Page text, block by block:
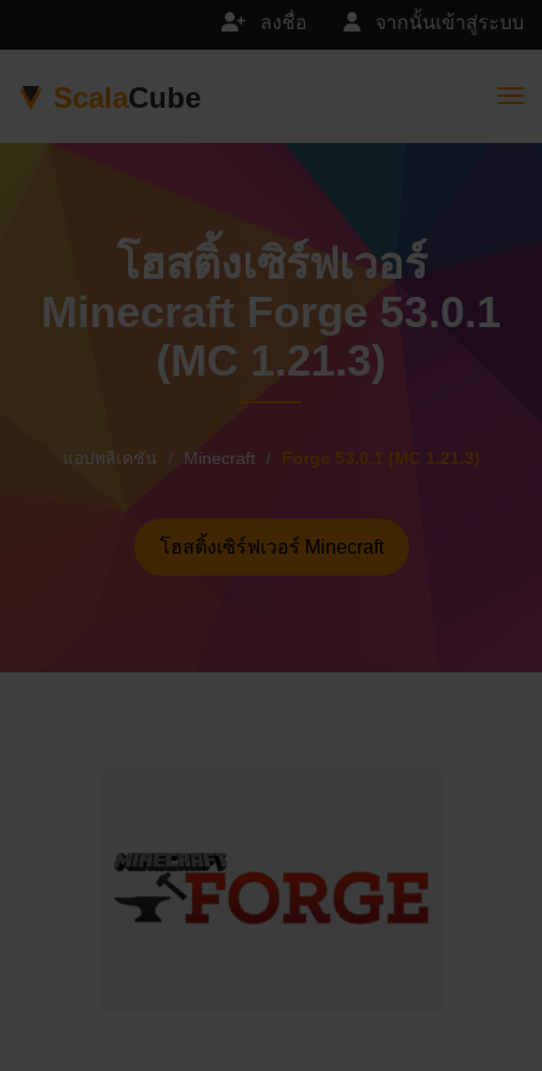
จากนั้นเข้าสู่ระบบ
ลงชื่อ
ScalaCube
โฮสติ้งเซิร์ฟเวอร์
Minecraft Forge 53.0.1
(MC 1.21.3)
แอปพลิเคชัน Minecraft Forge 53.0.1 (MC 1.21.3)
โฮสติ้งเซิร์ฟเวอร์ Minecraft